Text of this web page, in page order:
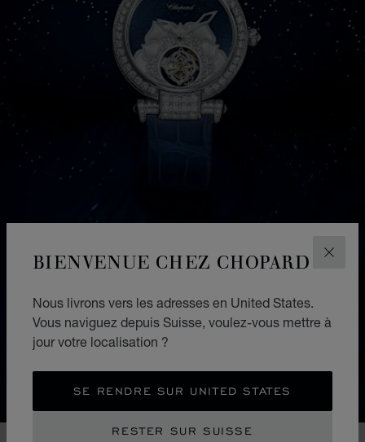
BIENVENUE CHEZ CHOPARD
Nous livrons vers les adresses en United States.
Vous naviguez depuis Suisse, voulez-vous mettre à
jour votre localisation ?
SE RENDRE SUR UNITED STATES
RESTER SUR SUISSE
IMPERIALE
Éminemment féminine, la collection de montres
IMPERIALE éblouit par la richesse et la délicatesse de
ses détails. Elle rend hommage aux impératrices des
temps modernes dont la noblesse et la majesté n'ont
d'égal que leur esprit conquérant.